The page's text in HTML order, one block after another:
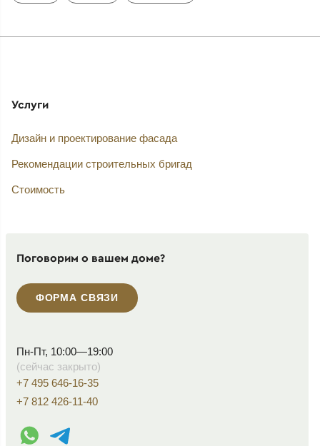
Услуги
Дизайн и проектирование фасада
Рекомендации строительных бригад
Стоимость
Поговорим о вашем доме?
ФОРМА СВЯЗИ
Пн-Пт, 10:00—19:00
(сейчас закрыто)
+7 495 646-16-35
+7 812 426-11-40
WhatsApp контакт
Telegram контакт